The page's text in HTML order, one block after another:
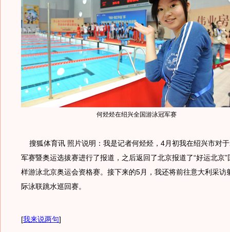
何烃烃在绍兴全国游泳冠军赛
搜狐体育讯 照片说明：我是记者何烃烃，4月初我在绍兴市对
军赛暨奥运选拔赛进行了报道，之后返回了北京报道了“好运北京
样游泳北京奥运会资格赛。接下来的5月，我还将前往意大利采访
际泳联跳水巡回赛。
[我来说两句]